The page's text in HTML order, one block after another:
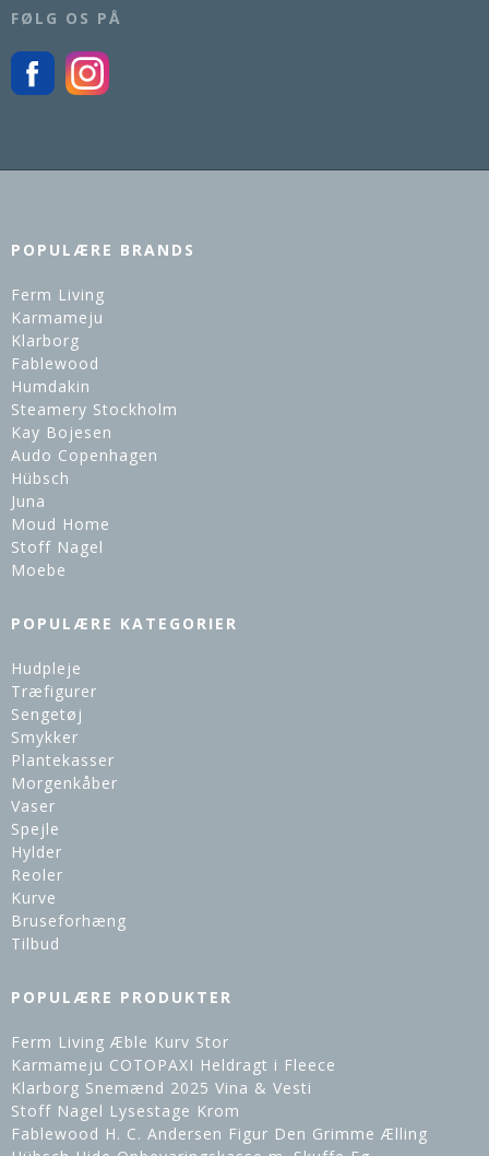
FØLG OS PÅ
POPULÆRE BRANDS
Ferm Living
Karmameju
Klarborg
Fablewood
Humdakin
Steamery Stockholm
Kay Bojesen
Audo Copenhagen
Hübsch
Juna
Moud Home
Stoff Nagel
Moebe
POPULÆRE KATEGORIER
Hudpleje
Træfigurer
Sengetøj
Smykker
Plantekasser
Morgenkåber
Vaser
Spejle
Hylder
Reoler
Kurve
Bruseforhæng
Tilbud
POPULÆRE PRODUKTER
Ferm Living Æble Kurv Stor
Karmameju COTOPAXI Heldragt i Fleece
Klarborg Snemænd 2025 Vina & Vesti
Stoff Nagel Lysestage Krom
Fablewood H. C. Andersen Figur Den Grimme Ælling